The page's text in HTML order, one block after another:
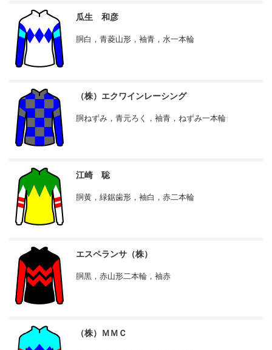
瓜生 和彦
胴白，青菱山形，袖青，水一本輪
（株）エクワインレーシング
胴ねずみ，青元ろく，袖青，ねずみ一本輪
江崎 聡
胴黄，緑鋸歯形，袖白，赤二本輪
エスペランサ（株）
胴黒，赤山形二本輪，袖赤
（株）ＭＭＣ